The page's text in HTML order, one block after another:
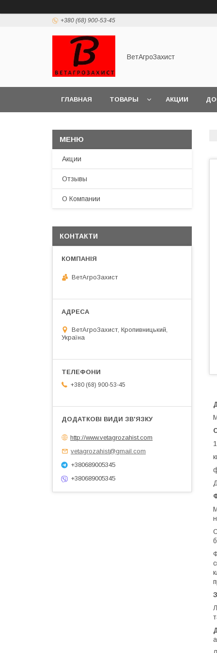
+380 (68) 900-53-45
ВетАгроЗахист
ГЛАВНАЯ ТОВАРЫ АКЦИИ
Акции
Отзывы
О Компании
КОНТАКТИ
ВетАгроЗахист
ВетАгроЗахист, Кропивницький,
Україна
+380 (68) 900-53-45
http://www.vetagrozahist.com
vetagrozahist@gmail.com
+380689005345
+380689005345